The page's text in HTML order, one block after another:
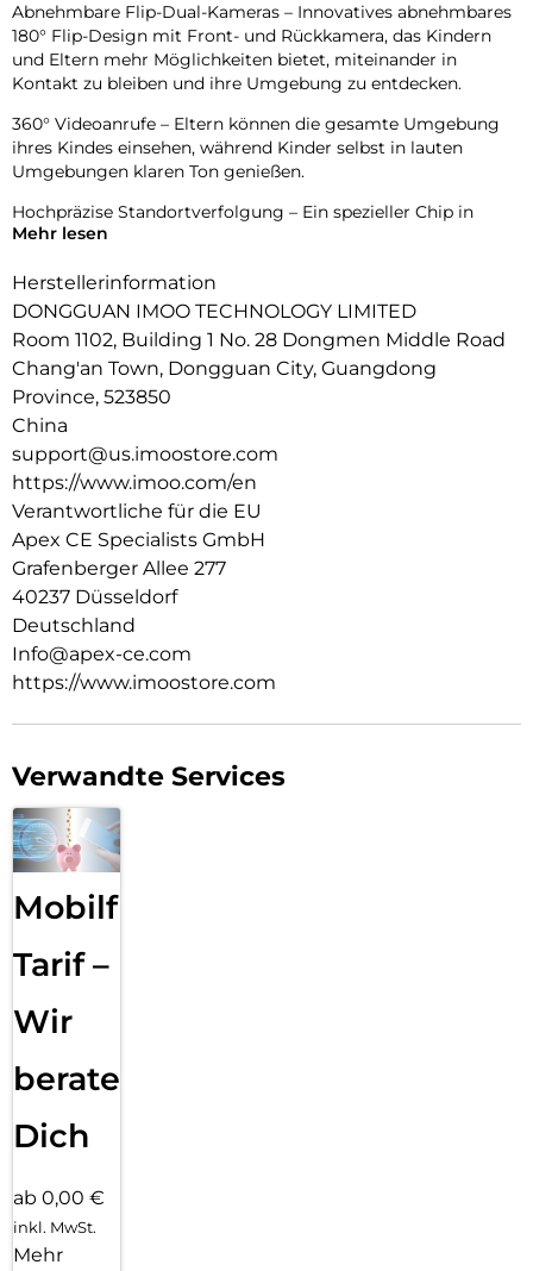
Abnehmbare Flip-Dual-Kameras – Innovatives abnehmbares
180° Flip-Design mit Front- und Rückkamera, das Kindern
und Eltern mehr Möglichkeiten bietet, miteinander in
Kontakt zu bleiben und ihre Umgebung zu entdecken.
360° Videoanrufe – Eltern können die gesamte Umgebung
ihres Kindes einsehen, während Kinder selbst in lauten
Umgebungen klaren Ton genießen.
Hochpräzise Standortverfolgung – Ein spezieller Chip in
Kombination mit globalen Satellitensystemen sorgt für
Gesundheitsüberwachung rund um die Uhr – Kontinuierliche
Herzfrequenz- und Aktivitätsverfolgung mit intelligenten
Benachrichtigungen hilft Eltern, das Wohlbefinden ihres
Kindes jederzeit zu gewährleisten.
Robuste Qualität und 20 m Wasserbeständigkeit –
Zertifiziert durch über 150 strenge Tests, erfüllt EU-Standards
mit Wasserdichtigkeit nach IP68 bis zu 20 Metern.
Mehrsprachige Unterstutzung: Verfugbar in Englisch,
Deutsch, Polnisch, Spanisch und Chinesisch.
Mehr lesen
Herstellerinformation
DONGGUAN IMOO TECHNOLOGY LIMITED
Room 1102, Building 1 No. 28 Dongmen Middle Road
Chang'an Town, Dongguan City, Guangdong
Province, 523850
China
support@us.imoostore.com
https://www.imoo.com/en
Verantwortliche für die EU
Apex CE Specialists GmbH
Grafenberger Allee 277
40237 Düsseldorf
Deutschland
Info@apex-ce.com
https://www.imoostore.com
Verwandte Services
Mobilfunk
Tarif –
Wir
beraten
Dich
ab 0,00 €
inkl. MwSt.
Mehr